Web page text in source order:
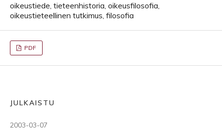
oikeustiede, tieteenhistoria, oikeusfilosofia,
oikeustieteellinen tutkimus, filosofia
PDF
JULKAISTU
2003-03-07